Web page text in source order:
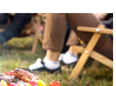
같아요.비행기에 오르기도 전에
세명만 출발했어요.나머지 한분
시기로 하셨거든요.어플로 귀욤
있는데갑자기!!!!!!아 깜짝이
다시 또 숙면 모드로 들어가셨